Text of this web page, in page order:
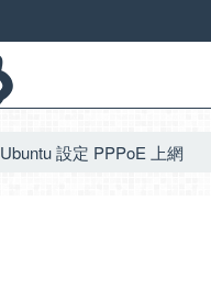
Ubuntu 設定 PPPoE 上網